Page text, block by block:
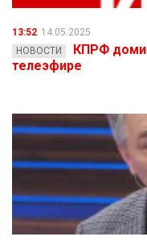
13:52 14.05.2025
НОВОСТИ
КПРФ
телеэфире